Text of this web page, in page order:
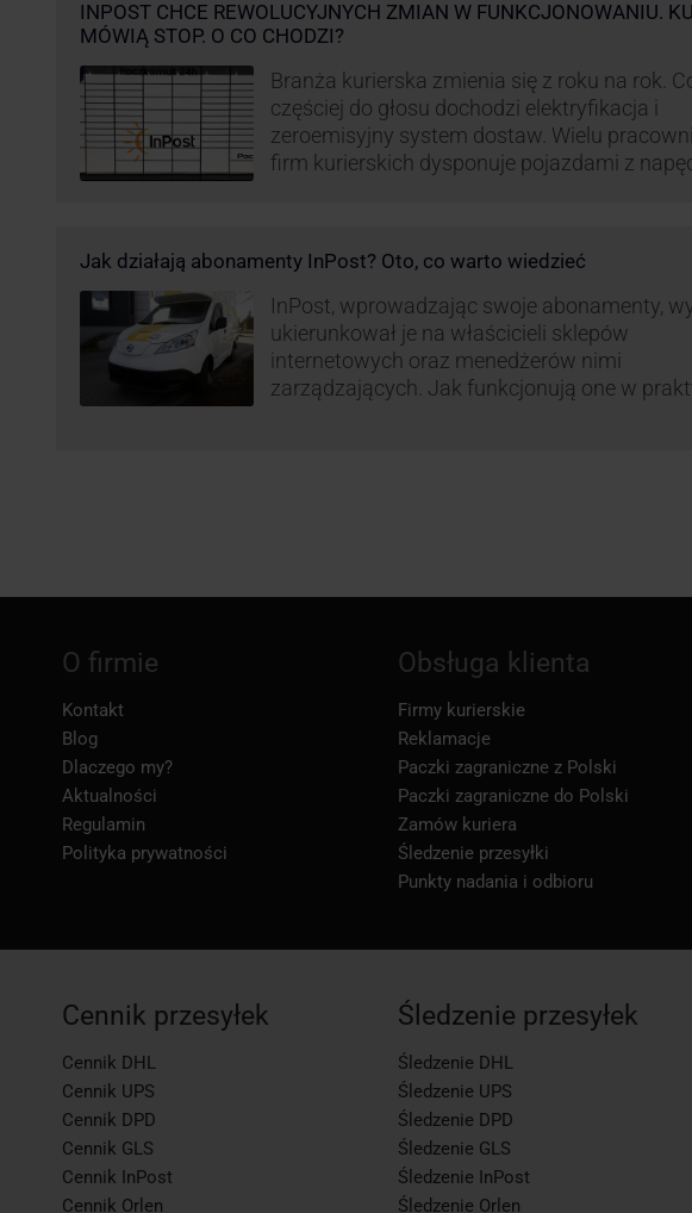
INPOST CHCE REWOLUCYJNYCH ZMIAN W FUNKCJONOWANIU.
MÓWIĄ STOP. O CO CHODZI?
Branża kurierska zmienia się z roku na rok.
częściej do głosu dochodzi elektryfikacja i
zeroemisyjny system dostaw. Wielu
firm kurierskich dysponuje pojazdami z
postanowił wprowadzić również InPost. To
wzbudziło ogromny sprzeciw pracowników
Jak działają abonamenty InPost? Oto, co warto wiedzieć
InPost, wprowadzając swoje abonamenty,
ukierunkował je na właścicieli sklepów
internetowych oraz menedżerów nimi
zarządzających. Jak funkcjonują one w
O firmie
Kontakt
Blog
Dlaczego my?
Aktualności
Regulamin
Polityka prywatności
Obsługa klienta
Firmy kurierskie
Reklamacje
Paczki zagraniczne z Polski
Paczki zagraniczne do Polski
Zamów kuriera
Śledzenie przesyłki
Punkty nadania i odbioru
Cennik przesyłek
Cennik DHL
Cennik UPS
Cennik DPD
Cennik GLS
Cennik InPost
Cennik Orlen
Śledzenie przesyłek
Śledzenie DHL
Śledzenie UPS
Śledzenie DPD
Śledzenie GLS
Śledzenie InPost
Śledzenie Orlen